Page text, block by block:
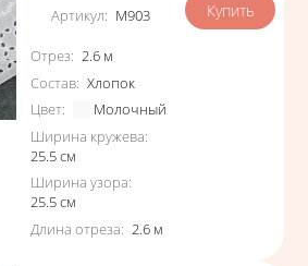
Артикул: М903
Характеристики
Отрез: 2.6 м
Состав: Хлопок
Цвет:
Молочный
Ширина кружева:
25.5см
Ширина узора:
25.5см
Длина отреза: 2.6 м